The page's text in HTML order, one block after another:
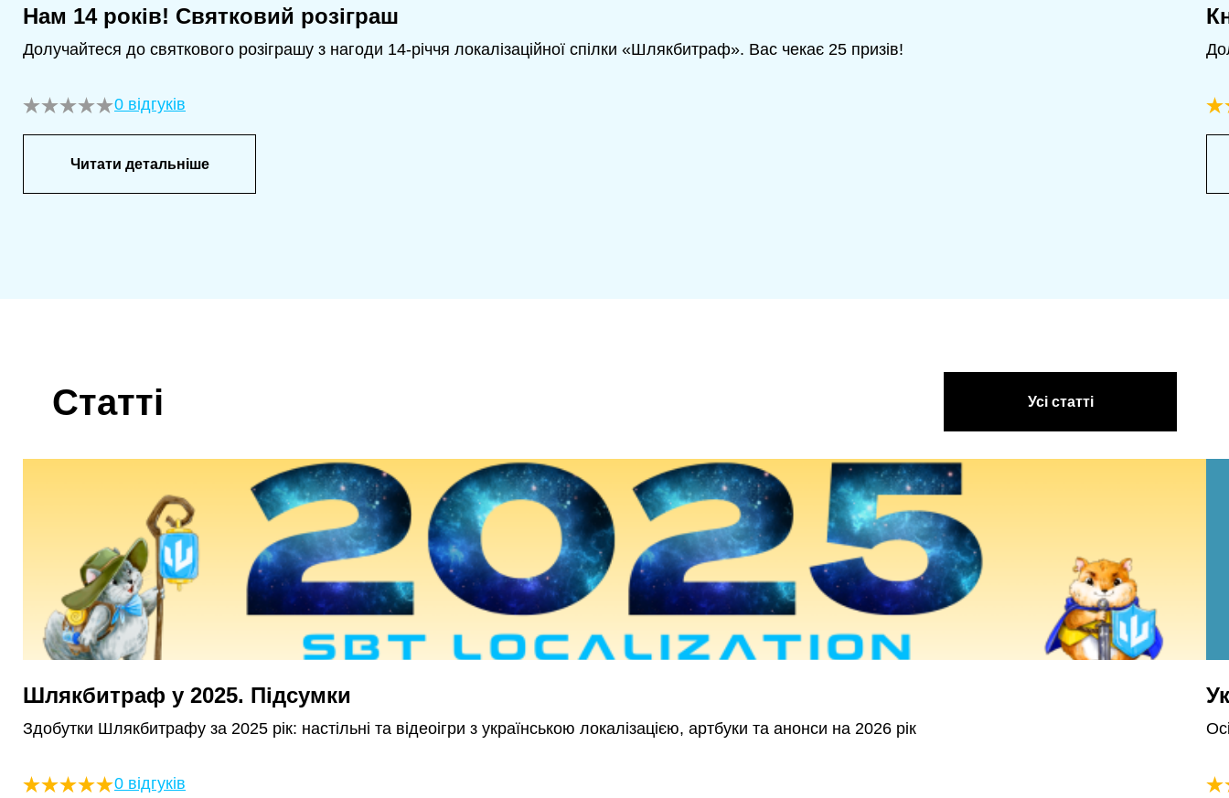
Нам 14 років! Святковий розіграш
Долучайтеся до святкового розіграшу з нагоди 14-річчя локалізаційної спілки «Шлякбитраф». Вас чекає 25 призів!
0 відгуків
Читати детальніше
Статті Усі статті
Шлякбитраф у 2025. Підсумки
Здобутки Шлякбитрафу за 2025 рік: настільні та відеоігри з українською локалізацією, артбуки та анонси на 2026 рік
0 відгуків